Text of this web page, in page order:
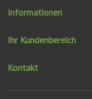
Informationen
Ihr Kundenbereich
Kontakt